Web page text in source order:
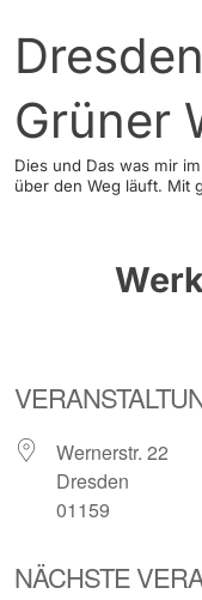
content
Grüner
Dies und Das was mir
über den Weg läuft. Mit
Wernerstr. 22
Dresden
01159
NÄCHSTE